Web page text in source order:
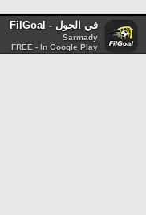
في الجول - FilGoal
Sarmady
FREE - In Google Play